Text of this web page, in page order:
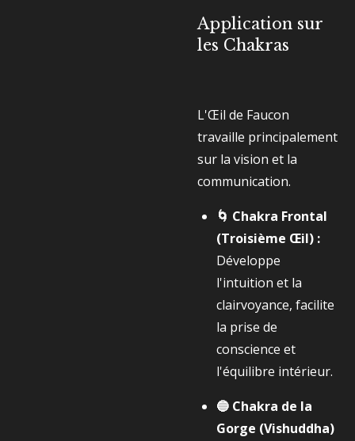
Application sur
les Chakras
L'Œil de Faucon
travaille principalement
sur la vision et la
communication.
🌀 Chakra Frontal
(Troisième Œil) :
Développe
l'intuition et la
clairvoyance, facilite
la prise de
conscience et
l'équilibre intérieur.
🔵 Chakra de la
Gorge (Vishuddha)